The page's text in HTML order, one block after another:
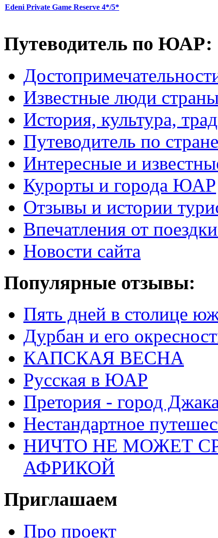
Edeni Private Game Reserve 4*/5*
Путеводитель по ЮАР:
Известные люди
История, культура,
Путеводитель по стране
Интересные и
Курорты и города ЮАР
Отзывы и истории
Впечатления от
Новости сайта
Популярные отзывы:
Пять дней в столице
Дурбан и его
КАПСКАЯ ВЕСНА
Русская в ЮАР
Претория - город
Нестандартное
НИЧТО НЕ МОЖЕТ
АФРИКОЙ
Приглашаем
Про проект